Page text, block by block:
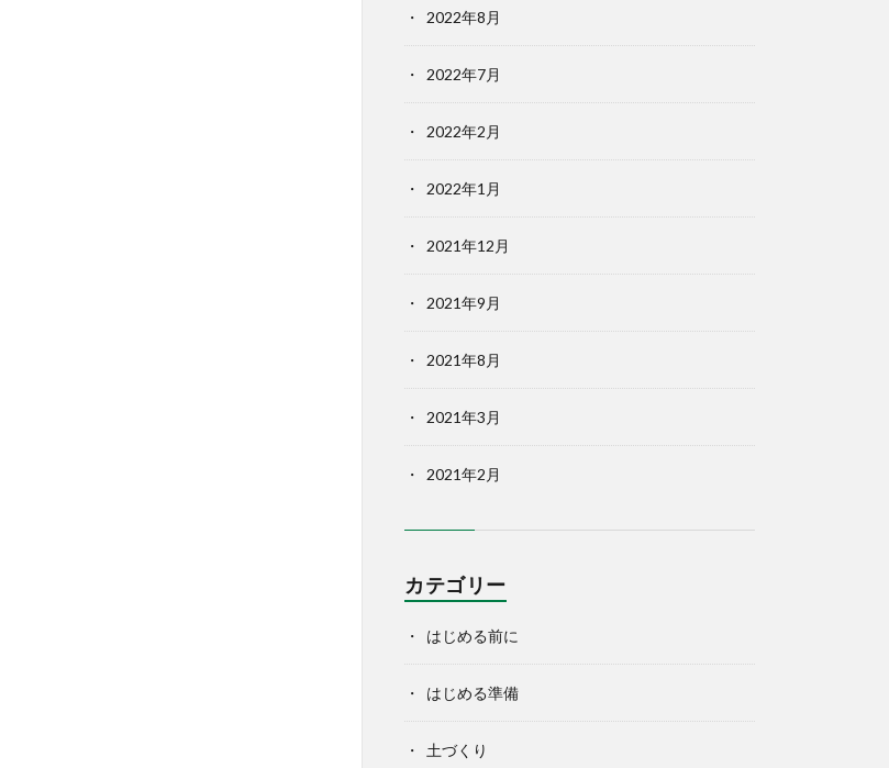
2022年8月
2022年7月
2022年2月
2022年1月
2021年12月
2021年9月
2021年8月
2021年3月
2021年2月
カテゴリー
はじめる前に
はじめる準備
土づくり